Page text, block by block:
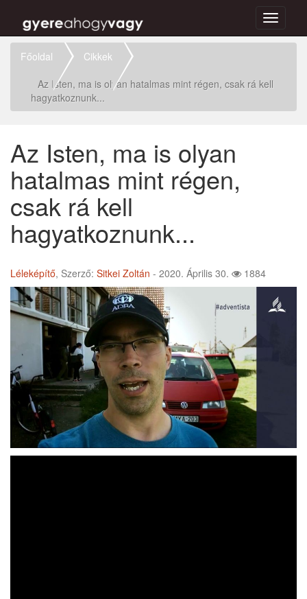
Toggle
Főoldal
Cikkek
Az Isten, ma is olyan hatalmas mint régen, csak rá kell
hagyatkoznunk...
Az Isten, ma is olyan
hatalmas mint régen,
csak rá kell
hagyatkoznunk...
Léleképítő, Szerző: Sitkei Zoltán - 2020. Április 30. 1884